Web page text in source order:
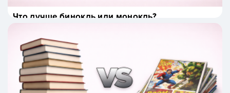
Что лучше бинокль или монокль?